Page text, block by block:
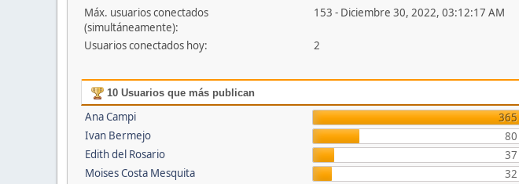
Máx. usuarios conectados
(simultáneamente):
153 - Diciembre 30, 2022, 03:12:17 AM
Usuarios conectados hoy: 2
10 Usuarios que más publican
Ana Campi
365
Ivan Bermejo
80
Edith del Rosario
37
Moises Costa Mesquita
32